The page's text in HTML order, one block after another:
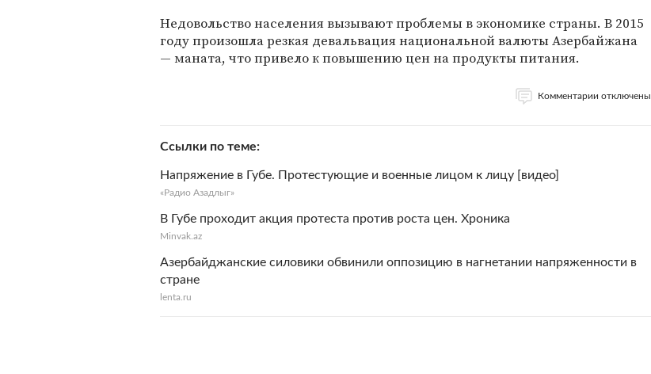
Недовольство населения вызывают проблемы в экономике страны. В 2015
году произошла резкая девальвация национальной валюты Азербайжана
— маната, что привело к повышению цен на продукты питания.
Комментарии отключены
Ссылки по теме
Напряжение в Губе. Протестующие и военные лицом к лицу [видео]
«Радио Азадлыг»
В Губе проходит акция протеста против роста цен. Хроника
Minvak.az
Азербайджанские силовики обвинили оппозицию в нагнетании напряженности в
стране
lenta.ru